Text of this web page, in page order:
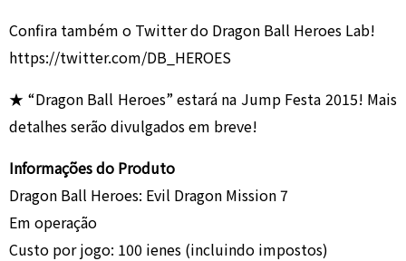
Confira também o Twitter do Dragon Ball Heroes Lab!
https://twitter.com/DB_HEROES
★ “Dragon Ball Heroes” estará na Jump Festa 2015! Mais
detalhes serão divulgados em breve!
Informações do Produto
Dragon Ball Heroes: Evil Dragon Mission 7
Em operação
Custo por jogo: 100 ienes (incluindo impostos)